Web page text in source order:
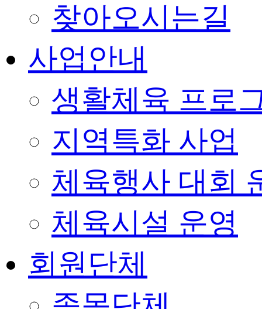
찾아오시는길
사업안내
생활체육 프로
지역특화 사업
체육행사 대회
체육시설 운영
회원단체